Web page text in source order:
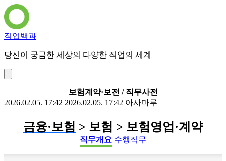
직업백과
당신이 궁금한 세상의 다양한 직업의 세계
보험계약·보전 / 직무사전
2026.02.05. 17:42 2026.02.05. 17:42 아사마루
금융·보험 > 보험 > 보험영업·계약
직무개요 수행직무